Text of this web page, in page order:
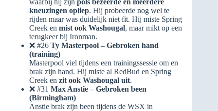
kneuzingen opliep. Hij probeerde nog wel te
rijden maar was duidelijk niet fit. Hij miste Spring
Creek en mist ook Washougal, maar mikt op een
terugkeer bij Ironman.
❌ #26 Ty Masterpool – Gebroken hand
(training)
Masterpool viel tijdens een trainingssessie om en
brak zijn hand. Hij miste al RedBud en Spring
Creek en zit ook Washougal uit.
❌ #31 Max Anstie – Gebroken been
(Birmingham)
Anstie brak zijn been tijdens de WSX in